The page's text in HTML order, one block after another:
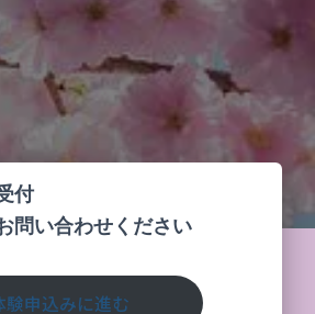
付
問い合わせください
験申込みに進む